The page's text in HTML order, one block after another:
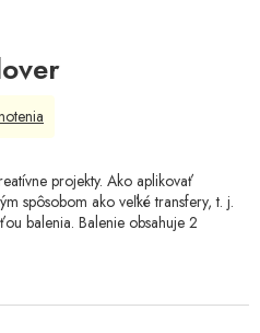
projekty. Ako aplikovať
spôsobom ako veľké transfery, t. j.
balenia. Balenie obsahuje 2